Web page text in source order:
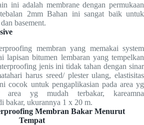
ini adalah membrane dengan permukaan
2mm Bahan ini sangat baik untuk
basement.
membran yang memakai system
lapisan bitumen lembaran yang tempelkan
jenis ini tidak tahan dengan sinar
harus sreed/ plester ulang, elastisitas
cocok untuk pengaplikasian pada area yg
yg mudah terbakar, kareamna
bakar, ukurannya 1 x 20 m.
Membran Bakar Menurut
Tempat